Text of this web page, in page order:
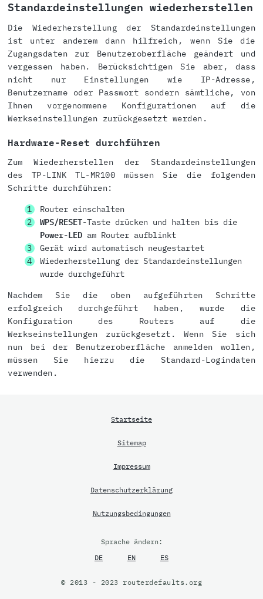
Standardeinstellungen wiederherstellen
Die Wiederherstellung der Standardeinstellungen
ist unter anderem dann hilfreich, wenn Sie die
Zugangsdaten zur Benutzeroberfläche geändert und
vergessen haben. Berücksichtigen Sie aber, dass
nicht nur Einstellungen wie IP-Adresse,
Benutzername oder Passwort sondern sämtliche, von
Ihnen vorgenommene Konfigurationen auf die
Werkseinstellungen zurückgesetzt werden.
Hardware-Reset durchführen
Zum Wiederherstellen der Standardeinstellungen
des TP-LINK TL-MR100 müssen Sie die folgenden
Schritte durchführen:
Router einschalten
WPS/RESET-Taste drücken und halten bis die
Power-LED am Router aufblinkt
Gerät wird automatisch neugestartet
Wiederherstellung der Standardeinstellungen
wurde durchgeführt
Nachdem Sie die oben aufgeführten Schritte
erfolgreich durchgeführt haben, wurde die
Konfiguration des Routers auf die
Werkseinstellungen zurückgesetzt. Wenn Sie sich
nun bei der Benutzeroberfläche anmelden wollen,
müssen Sie hierzu die Standard-Logindaten
verwenden.
Startseite
Sitemap
Impressum
Datenschutzerklärung
Nutzungsbedingungen
Sprache ändern:
DE
EN ES
© 2013 - 2023 routerdefaults.org